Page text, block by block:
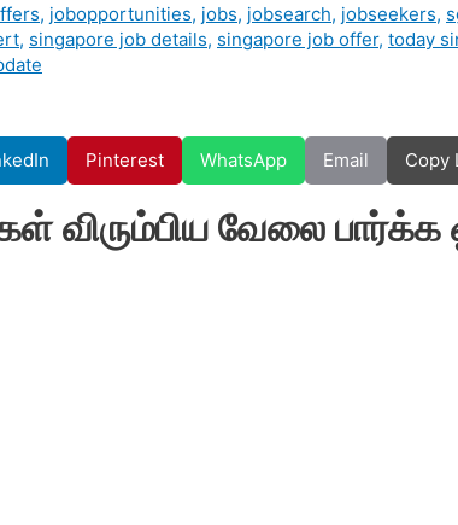
, jobopportunities, jobs, jobsearch, jobseekers,
, singapore job details, singapore job offer, today
Pinterest WhatsApp Email Copy
விரும்பிய வேலை பார்க்க